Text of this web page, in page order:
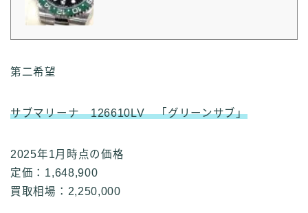
第二希望
サブマリーナ 126610LV 「グリーンサブ」
2025年1月時点の価格
定価：1,648,900
買取相場：2,250,000